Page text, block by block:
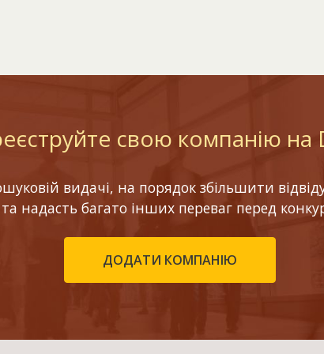
свою компанію на
видачі, на порядок збільшити
та надасть багато інших переваг перед
ДОДАТИ КОМПАНІЮ